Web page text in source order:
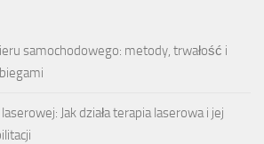
samochodowego: metody, trwałość i
Jak działa terapia laserowa i jej